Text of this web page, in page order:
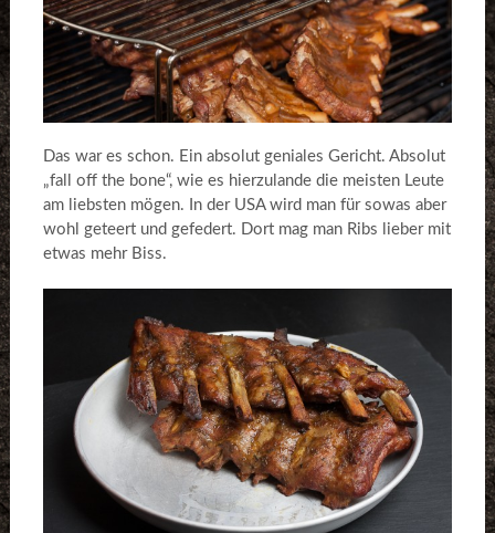
Das war es schon. Ein absolut geniales Gericht. Absolut
„fall off the bone“, wie es hierzulande die meisten Leute
am liebsten mögen. In der USA wird man für sowas aber
wohl geteert und gefedert. Dort mag man Ribs lieber mit
etwas mehr Biss.